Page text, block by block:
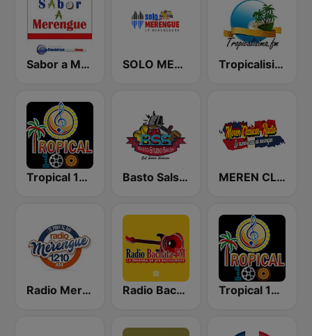
Sabor a Merengue SOLO MERENGUE Tropicalisima.fm - Merengue
Tropical 100 Merengue Basto Salsa Radio MEREN CLASICOS
Radio Merengue 1210 AM Radio Bachata Tropical 100 Salsa